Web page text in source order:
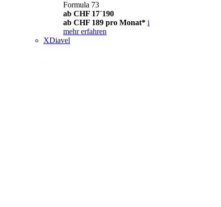
Formula 73
ab CHF 17´190
ab CHF 189 pro Monat* i
mehr erfahren
XDiavel